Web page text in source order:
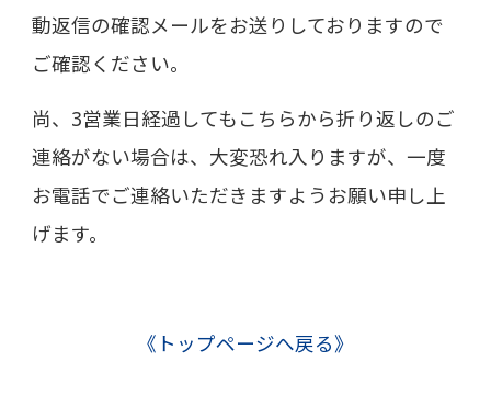
動返信の確認メールをお送りしておりますので
ご確認ください。
尚、3営業日経過してもこちらから折り返しのご
連絡がない場合は、大変恐れ入りますが、一度
お電話でご連絡いただきますようお願い申し上
げます。
《トップページへ戻る》